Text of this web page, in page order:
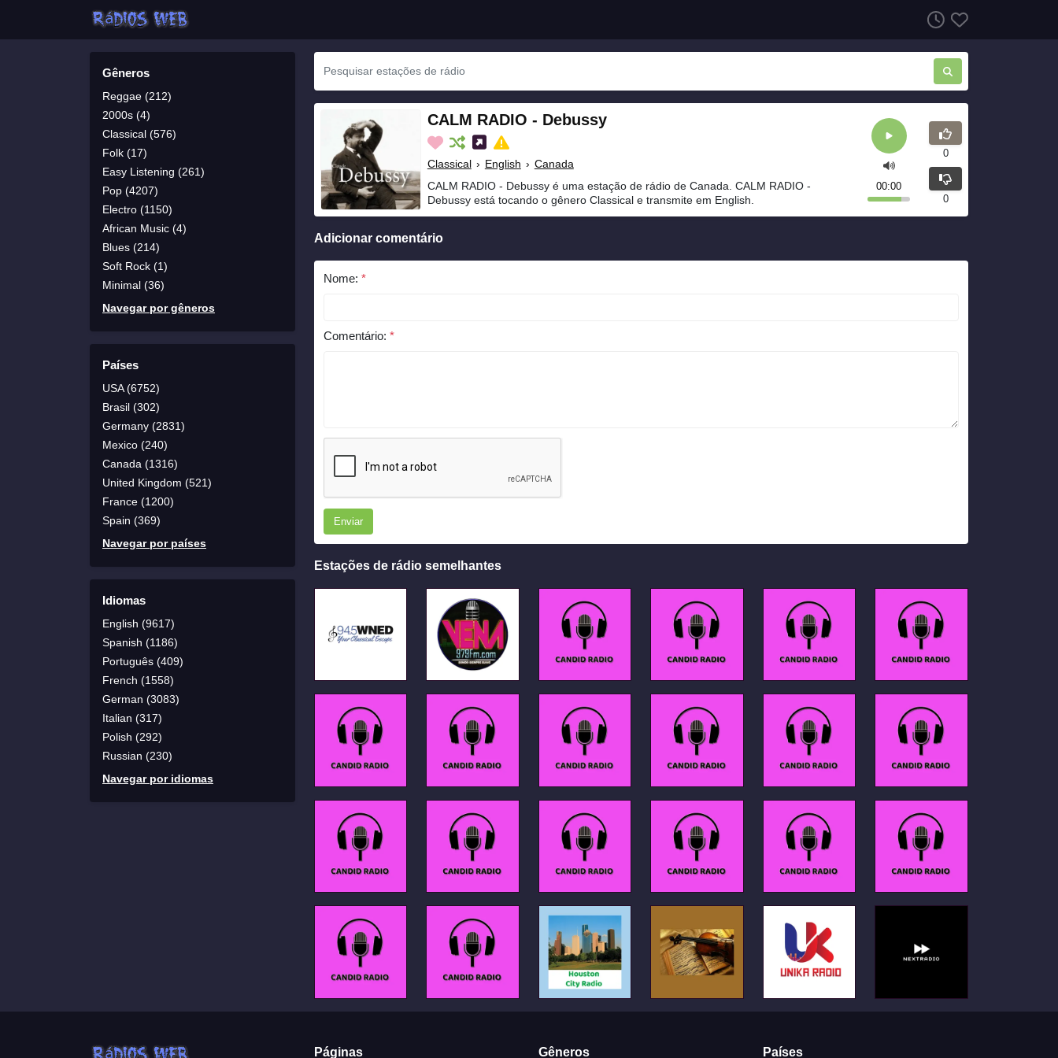
Gêneros
Reggae (212)
2000s (4)
Classical (576)
Folk (17)
Easy Listening (261)
Pop (4207)
Electro (1150)
African Music (4)
Blues (214)
Soft Rock (1)
Minimal (36)
Navegar por gêneros
Países
USA (6752)
Brasil (302)
Germany (2831)
Mexico (240)
Canada (1316)
United Kingdom (521)
France (1200)
Spain (369)
Navegar por países
Idiomas
English (9617)
Spanish (1186)
Português (409)
French (1558)
German (3083)
Italian (317)
Polish (292)
Russian (230)
Navegar por idiomas
CALM RADIO - Debussy
Classical › English › Canada
CALM RADIO - Debussy é uma estação de rádio de Canada. CALM RADIO -
Debussy está tocando o gênero Classical e transmite em English.
00:00
0
0
Adicionar comentário
Nome: *
Comentário: *
Enviar
Estações de rádio semelhantes
Páginas Gêneros Países